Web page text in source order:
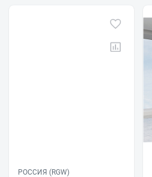
РОССИЯ (RGW)